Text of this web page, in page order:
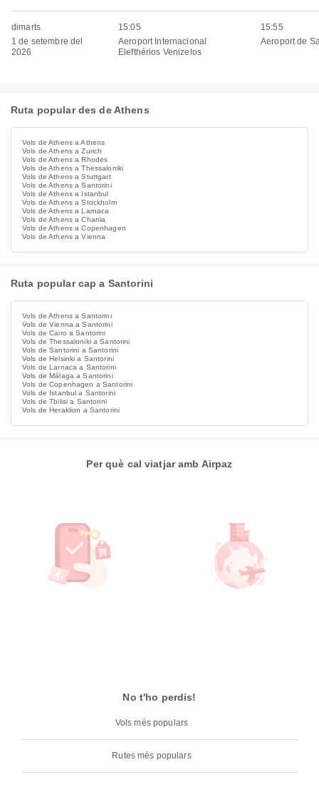
dimarts
1 de setembre del
2026
15:05
Aeroport Internacional
Elefthérios Venizelos
15:55
Aeroport de
Ruta popular des de Athens
Vols de Athens a Athens
Vols de Athens a Zurich
Vols de Athens a Rhodes
Vols de Athens a Thessaloniki
Vols de Athens a Stuttgart
Vols de Athens a Santorini
Vols de Athens a Istanbul
Vols de Athens a Stockholm
Vols de Athens a Larnaca
Vols de Athens a Chania
Vols de Athens a Copenhagen
Vols de Athens a Vienna
Ruta popular cap a Santorini
Vols de Athens a Santorini
Vols de Vienna a Santorini
Vols de Cairo a Santorini
Vols de Thessaloniki a Santorini
Vols de Santorini a Santorini
Vols de Helsinki a Santorini
Vols de Larnaca a Santorini
Vols de Málaga a Santorini
Vols de Copenhagen a Santorini
Vols de Istanbul a Santorini
Vols de Tbilisi a Santorini
Vols de Heraklion a Santorini
Per què cal viatjar amb Airpaz
No t'ho perdis!
Vols més populars
Rutes més populars